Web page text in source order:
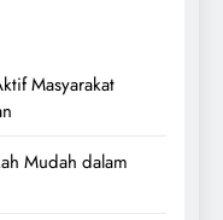
Masyarakat
Mudah dalam